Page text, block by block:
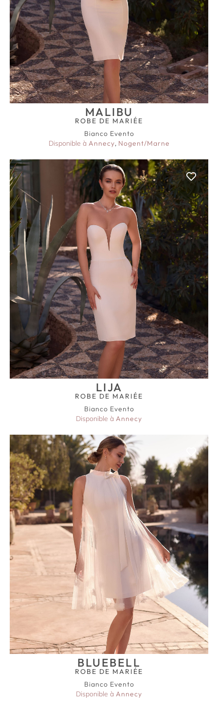
MALIBU
ROBE DE MARIÉE
Bianco Evento
Disponible à Annecy, Nogent/Marne
LIJA
ROBE DE MARIÉE
Bianco Evento
Disponible à Annecy
BLUEBELL
ROBE DE MARIÉE
Bianco Evento
Disponible à Annecy